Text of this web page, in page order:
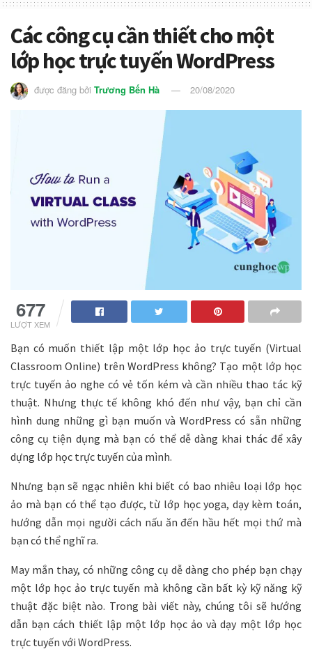
Các công cụ cần thiết cho một
lớp học trực tuyến WordPress
được đăng bởi Trương Bến Hà 20/08/2020
1.7k
LƯỢT XEM
Bạn có muốn thiết lập một lớp học ảo trực tuyến (Virtual
Classroom Online) trên WordPress không? Tạo một lớp học
trực tuyến ảo nghe có vẻ tốn kém và cần nhiều thao tác kỹ
thuật. Nhưng thực tế không khó đến như vậy, bạn chỉ cần
hình dung những gì bạn muốn và WordPress có sẵn những
công cụ tiện dụng mà bạn có thể dễ dàng khai thác để xây
dựng lớp học trực tuyến của mình.
Nhưng bạn sẽ ngạc nhiên khi biết có bao nhiêu loại lớp học
ảo mà bạn có thể tạo được, từ lớp học yoga, dạy kèm toán,
hướng dẫn mọi người cách nấu ăn đến hầu hết mọi thứ mà
bạn có thể nghĩ ra.
May mắn thay, có những công cụ dễ dàng cho phép bạn chạy
một lớp học ảo trực tuyến mà không cần bất kỳ kỹ năng kỹ
thuật đặc biệt nào. Trong bài viết này, chúng tôi sẽ hướng
dẫn bạn cách thiết lập một lớp học ảo và dạy một lớp học
trực tuyến với WordPress.